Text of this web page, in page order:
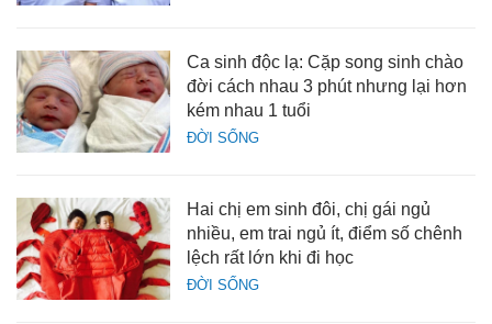
ĐỜI SỐNG
Ca sinh độc lạ: Cặp song sinh chào
đời cách nhau 3 phút nhưng lại hơn
kém nhau 1 tuổi
ĐỜI SỐNG
Hai chị em sinh đôi, chị gái ngủ
nhiều, em trai ngủ ít, điểm số chênh
lệch rất lớn khi đi học